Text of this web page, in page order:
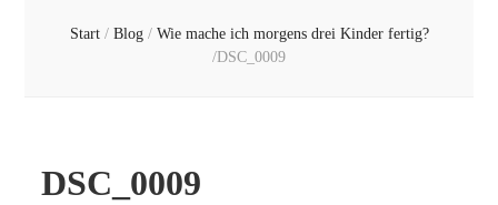
Start / Blog / Wie mache ich morgens drei Kinder fertig?
/DSC_0009
DSC_0009